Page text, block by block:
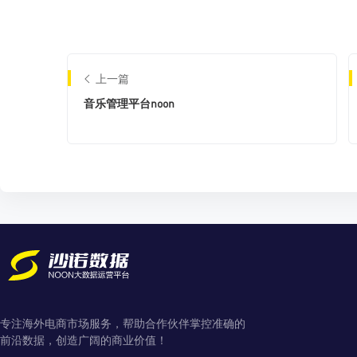
上一篇
音乐管理平台noon
专注海外电商市场服务，帮助合作伙伴掌控准确的
前沿数据，创造广阔的商业价值！